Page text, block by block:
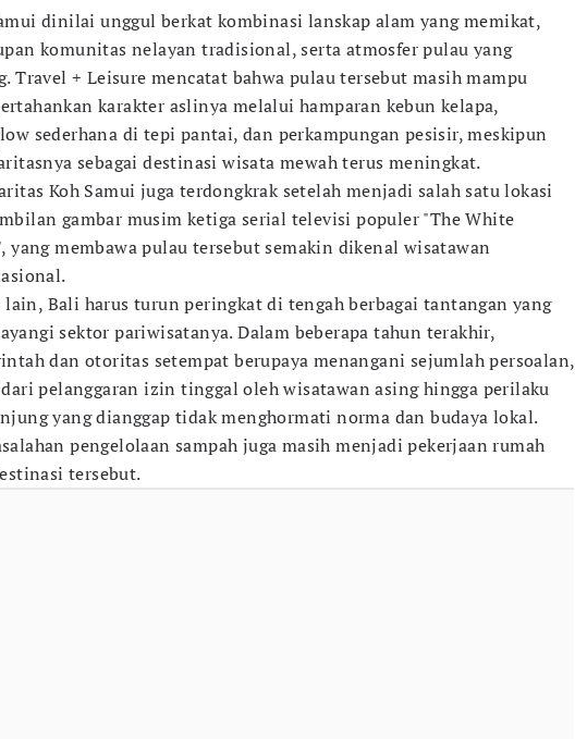
dinilai unggul berkat kombinasi lanskap alam yang memikat,
komunitas nelayan tradisional, serta atmosfer pulau yang
Travel + Leisure mencatat bahwa pulau tersebut masih mampu
karakter aslinya melalui hamparan kebun kelapa,
sederhana di tepi pantai, dan perkampungan pesisir, meskipun
sebagai destinasi wisata mewah terus meningkat.
Koh Samui juga terdongkrak setelah menjadi salah satu lokasi
gambar musim ketiga serial televisi populer "The White
yang membawa pulau tersebut semakin dikenal wisatawan
Bali harus turun peringkat di tengah berbagai tantangan yang
sektor pariwisatanya. Dalam beberapa tahun terakhir,
dan otoritas setempat berupaya menangani sejumlah persoalan,
pelanggaran izin tinggal oleh wisatawan asing hingga perilaku
yang dianggap tidak menghormati norma dan budaya lokal.
pengelolaan sampah juga masih menjadi pekerjaan rumah
tersebut.